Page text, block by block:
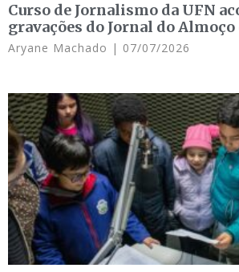
Curso de Jornalismo da UFN
gravações do Jornal do Almoço
Aryane Machado 07/07/2026